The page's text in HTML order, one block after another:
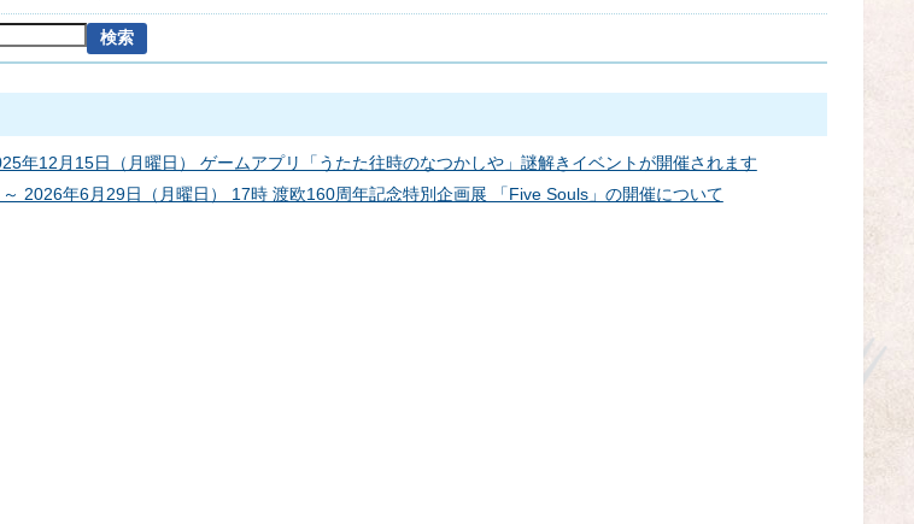
年12月15日（月曜日） ゲームアプリ「うたた往時のなつかしや」謎解きイベントが開催されます
2026年6月29日（月曜日） 17時 渡欧160周年記念特別企画展 「Five Souls」の開催について